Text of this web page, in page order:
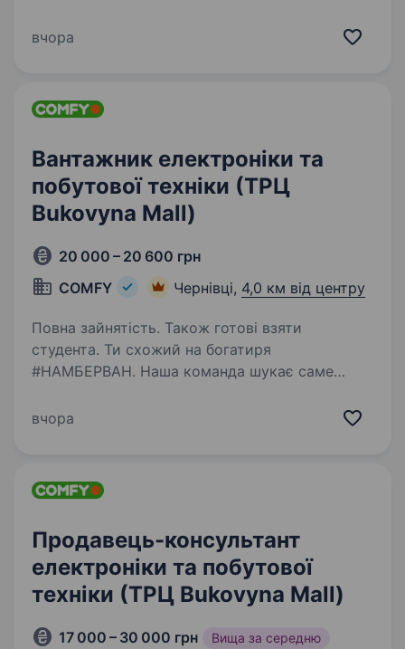
160+ співробітників та 8000+ постійних
вчора
Вантажник електроніки та
побутової техніки (ТРЦ
Bukovyna Mall)
20 000 – 20 600 грн
COMFY
Чернівці, 4,0 км від центру
Повна зайнятість. Також готові взяти
студента. Ти схожий на богатиря
#НАМБЕРВАН. Наша команда шукає саме
розвантажувально-навантажувальні роботи
вчора
Продавець-консультант
електроніки та побутової
техніки (ТРЦ Bukovyna Mall)
17 000 – 30 000 грн Вища за середню